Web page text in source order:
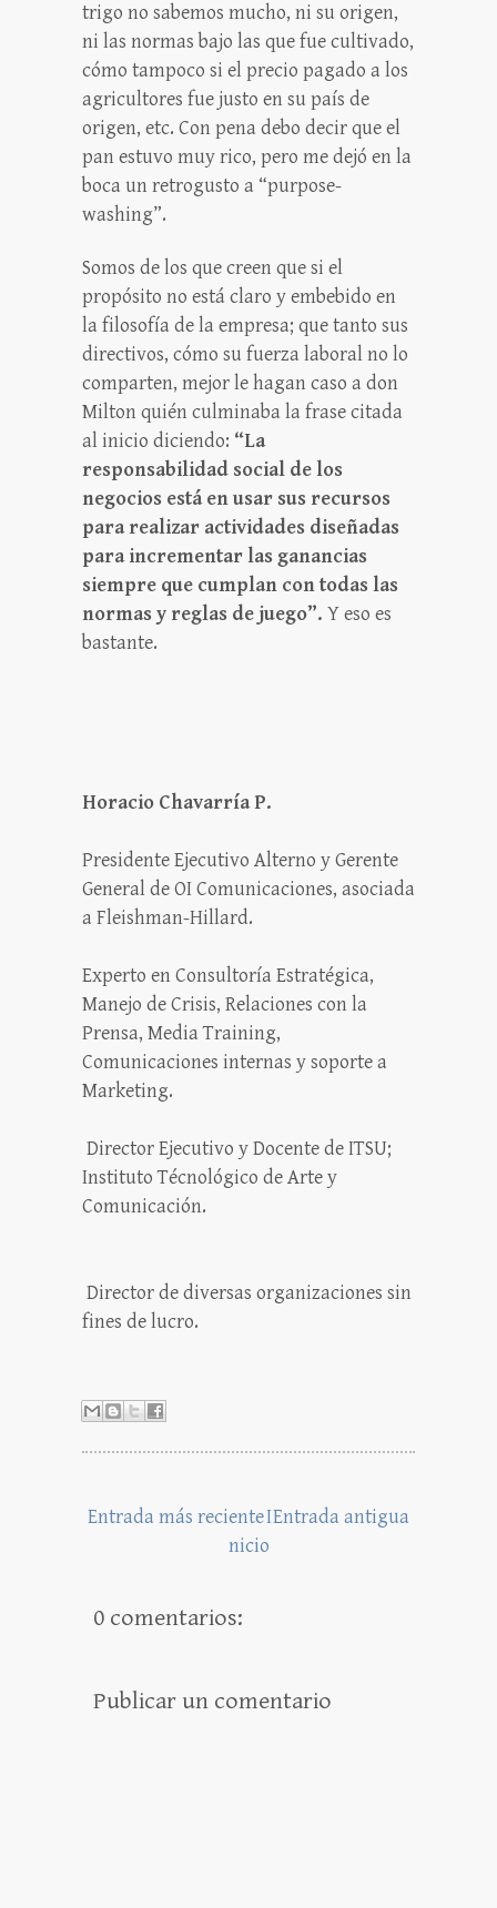
trigo no sabemos mucho, ni su origen,
ni las normas bajo las que fue cultivado,
cómo tampoco si el precio pagado a los
agricultores fue justo en su país de
origen, etc. Con pena debo decir que el
pan estuvo muy rico, pero me dejó en la
boca un retrogusto a “purpose-
washing”.
Somos de los que creen que si el
propósito no está claro y embebido en
la filosofía de la empresa; que tanto sus
directivos, cómo su fuerza laboral no lo
comparten, mejor le hagan caso a don
Milton quién culminaba la frase citada
al inicio diciendo: “La
responsabilidad social de los
negocios está en usar sus recursos
para realizar actividades diseñadas
para incrementar las ganancias
siempre que cumplan con todas las
normas y reglas de juego”. Y eso es
bastante.
Horacio Chavarría P.
Presidente Ejecutivo Alterno y Gerente
General de OI Comunicaciones, asociada
a Fleishman-Hillard.
Experto en Consultoría Estratégica,
Manejo de Crisis, Relaciones con la
Prensa, Media Training,
Comunicaciones internas y soporte a
Marketing.
Director Ejecutivo y Docente de ITSU;
Instituto Técnológico de Arte y
Comunicación.
Director de diversas organizaciones sin
fines de lucro.
Entrada más reciente Entrada antigua
I
nicio
0 comentarios:
Publicar un comentario